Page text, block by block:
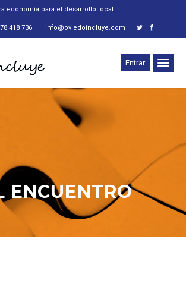
economía para el desarrollo local
418 736 info@oviedoincluye.com
Entrar
ENCUENTRO